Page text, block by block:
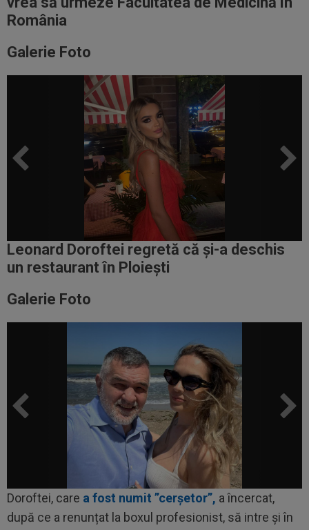
România
Galerie Foto
Leonard Doroftei regretă că și-a deschis
un restaurant în Ploiești
Galerie Foto
Doroftei, care a fost numit ”cerșetor”, a încercat,
după ce a renunțat la boxul profesionist, să intre și în